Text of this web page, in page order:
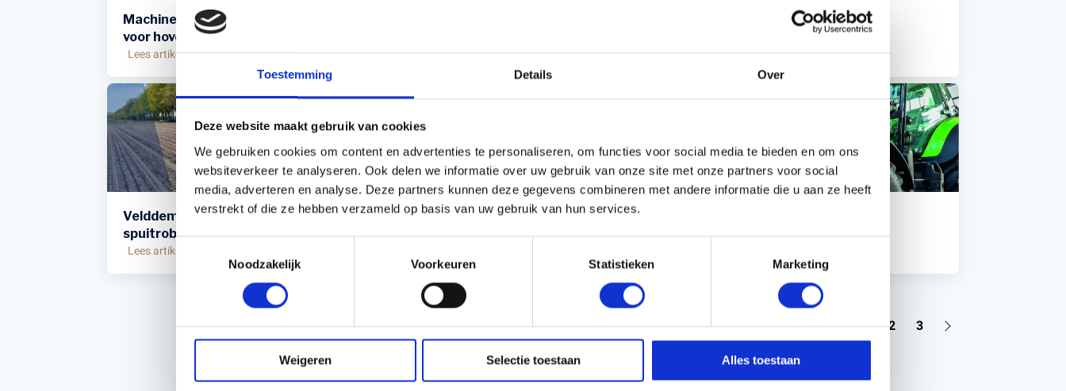
Toestemming Details Over
Deze website maakt gebruik van cookies
We gebruiken cookies om content en advertenties te personaliseren, om functies voor social media te bieden en om ons
websiteverkeer te analyseren. Ook delen we informatie over uw gebruik van onze site met onze partners voor social
media, adverteren en analyse. Deze partners kunnen deze gegevens combineren met andere informatie die u aan ze heeft
verstrekt of die ze hebben verzameld op basis van uw gebruik van hun services.
Noodzakelijk
Voorkeuren Statistieken Marketing
Weigeren Selectie toestaan Alles toestaan
Accessoires voor Handgedragen
machines
(PBM)
Helmen
Broeken
Gezichtsbescherming
Handschoenen
Gehoorbescherming
Husqvarna Aspire Accu's en Laders
Speelgoed
Machines voor sportvelden onderhoud: de beste oplossingen
voor hoveniers, greenkeepers en gemeenten
Lees artikel
Vacature Junior Verkoop Binnendienst
Lees artikel
Velddemo Kilter AX1 Autonome
spuitrobot - 4 juli 2025
Lees artikel
Vacature Monteur Tuin en Park
techniek
1 2 3